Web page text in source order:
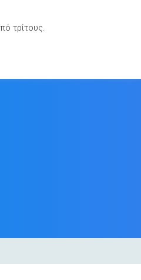
Επικοινωνία
τρίτους.